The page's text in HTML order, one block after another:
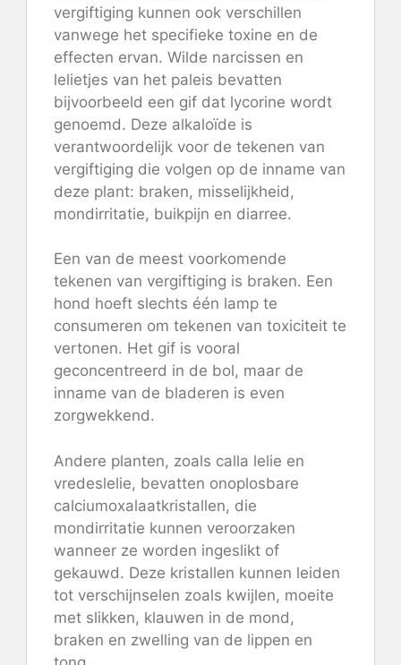
vergiftiging kunnen ook verschillen
vanwege het specifieke toxine en de
effecten ervan. Wilde narcissen en
lelietjes van het paleis bevatten
bijvoorbeeld een gif dat lycorine wordt
genoemd. Deze alkaloïde is
verantwoordelijk voor de tekenen van
vergiftiging die volgen op de inname van
deze plant: braken, misselijkheid,
mondirritatie, buikpijn en diarree.
Een van de meest voorkomende
tekenen van vergiftiging is braken. Een
hond hoeft slechts één lamp te
consumeren om tekenen van toxiciteit te
vertonen. Het gif is vooral
geconcentreerd in de bol, maar de
inname van de bladeren is even
zorgwekkend.
Andere planten, zoals calla lelie en
vredeslelie, bevatten onoplosbare
calciumoxalaatkristallen, die
mondirritatie kunnen veroorzaken
wanneer ze worden ingeslikt of
gekauwd. Deze kristallen kunnen leiden
tot verschijnselen zoals kwijlen, moeite
met slikken, klauwen in de mond,
braken en zwelling van de lippen en